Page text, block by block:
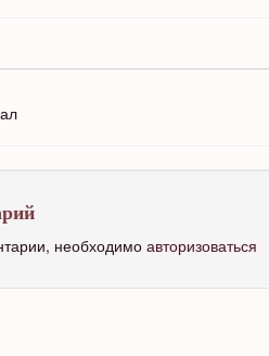
необходимо авторизоваться